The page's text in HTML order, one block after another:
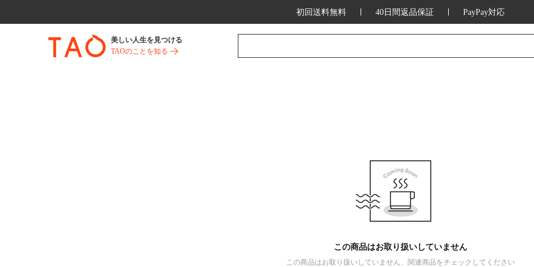
初回送料無料 40日間返品保証 PayPay対応
美しい人生を見つける
TAOのことを知る
この商品はお取り扱いしていません
この商品はお取り扱いしていません、関連商品をチェックしてください